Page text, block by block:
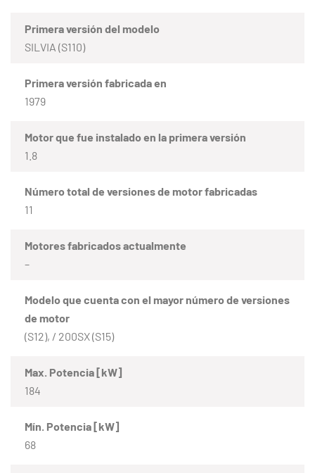
Primera versión del modelo
SILVIA (S110)
Primera versión fabricada en
1979
Motor que fue instalado en la primera versión
1.8
Número total de versiones de motor fabricadas
11
Motores fabricados actualmente
–
Modelo que cuenta con el mayor número de versiones
de motor
(S12), / 200SX (S15)
Max. Potencia [kW]
184
Mín. Potencia [kW]
68